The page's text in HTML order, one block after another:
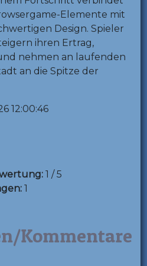
Elemente mit
Design. Spieler
ihren Ertrag,
nehmen an laufenden
an die Spitze der
12:00:46
1 / 5
1
Kommentare